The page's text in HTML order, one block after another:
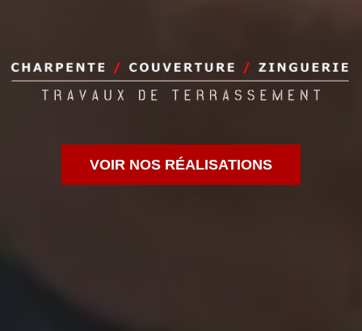
VOIR NOS RÉALISATIONS